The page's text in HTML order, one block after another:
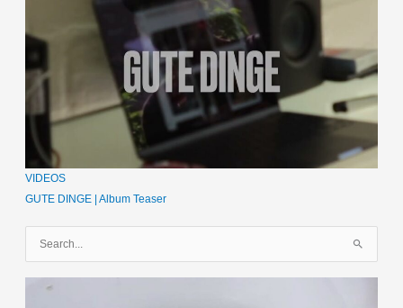
VIDEOS
GUTE DINGE | Album Teaser
c